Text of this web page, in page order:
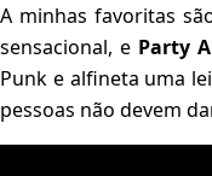
A minhas favoritas
sensacional, e Party
Punk e alfineta uma
pessoas não devem